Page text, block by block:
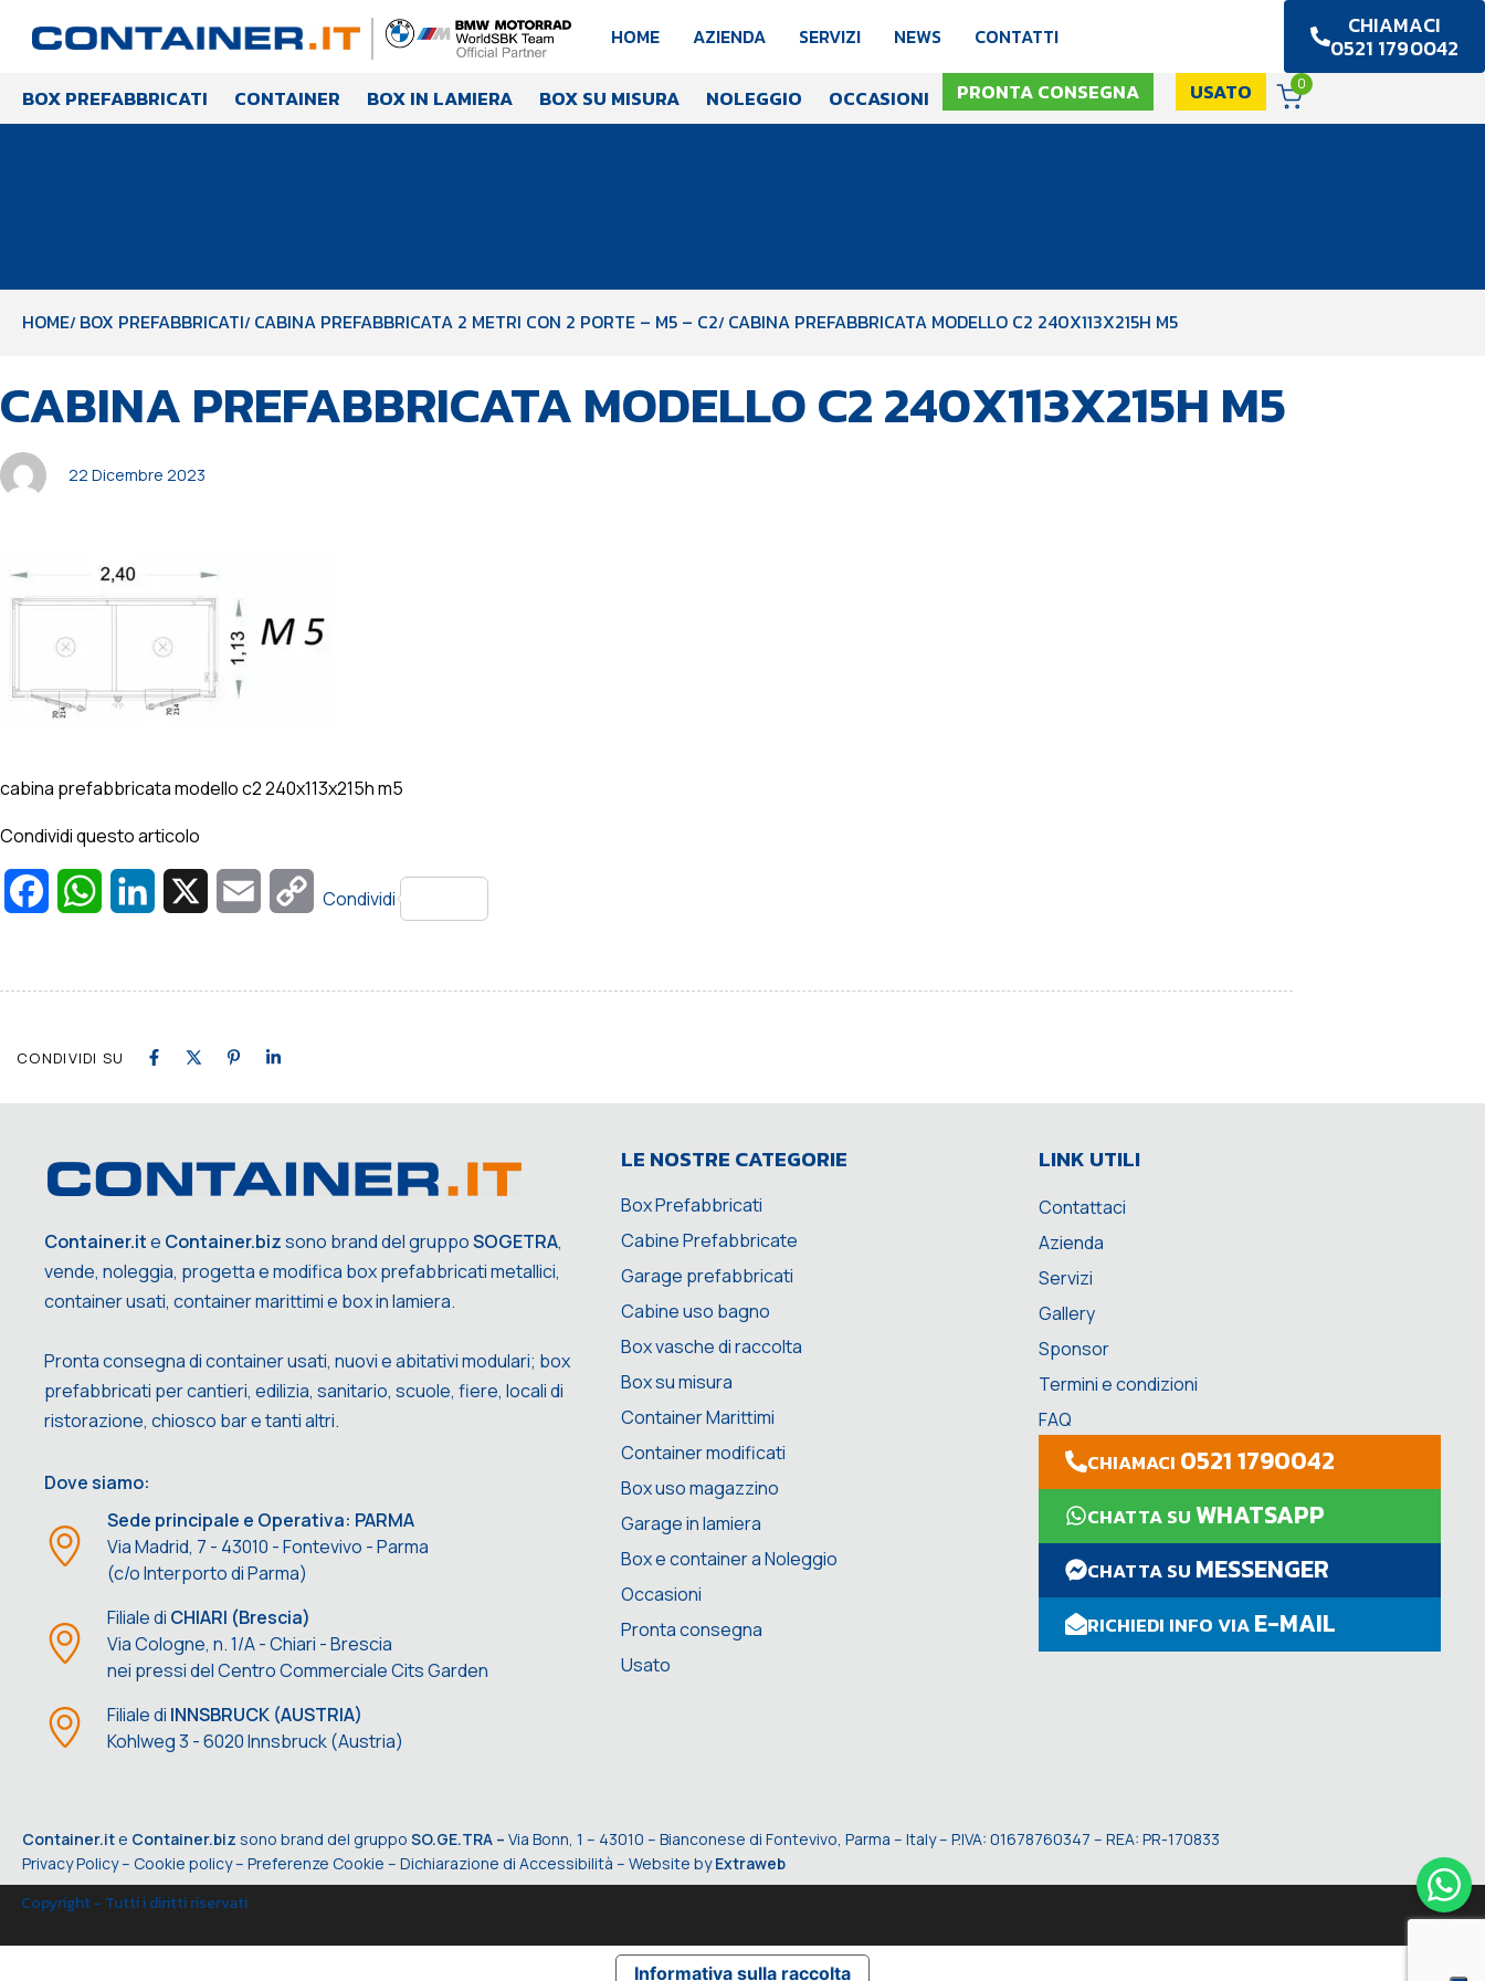
HOME AZIENDA SERVIZI NEWS CONTATTI CHIAMACI
0521 1790042
BOX PREFABBRICATI CONTAINER BOX IN LAMIERA BOX SU MISURA NOLEGGIO OCCASIONI PRONTA CONSEGNA USATO 0
HOME BOX PREFABBRICATI CABINA PREFABBRICATA 2 METRI CON 2 PORTE – M5 – C2 CABINA PREFABBRICATA MODELLO C2 240X113X215H M5
IN:
CABINA PREFABBRICATA MODELLO C2 240X113X215H M5
il:
22 Dicembre 2023
cabina prefabbricata modello c2 240x113x215h m5
Condividi questo articolo
FacebookWhatsAppLinkedIn Email
Copy
Condividi
CONDIVIDI SU
Container.ite Container.bizsono brand del gruppoSOGETRA,
vende, noleggia, progetta e modifica box prefabbricati metallici,
container usati, container marittimi e box in lamiera.
Pronta consegna di container usati, nuovi e abitativi modulari; box
prefabbricati per cantieri, edilizia, sanitario, scuole, fiere, locali di
ristorazione, chiosco bar e tanti altri.
Dove siamo:
Sede principale e Operativa: PARMA
Via Madrid, 7 - 43010 - Fontevivo - Parma
(c/o Interporto di Parma)
Filiale di CHIARI (Brescia)
Via Cologne, n. 1/A - Chiari - Brescia
nei pressi del Centro Commerciale Cits Garden
Filiale di INNSBRUCK (AUSTRIA)
Kohlweg 3 - 6020 Innsbruck (Austria)
LE NOSTRE CATEGORIE
Box Prefabbricati
Cabine Prefabbricate
Garage prefabbricati
Cabine uso bagno
Box vasche di raccolta
Box su misura
Container Marittimi
Container modificati
Box uso magazzino
Garage in lamiera
Box e container a Noleggio
Occasioni
Pronta consegna
Usato
LINK UTILI
Contattaci
Azienda
Servizi
Gallery
Sponsor
Termini e condizioni
FAQ
CHIAMACI 0521 1790042
CHATTA SUWHATSAPP
CHATTA SU MESSENGER
RICHIEDI INFO VIA E-MAIL
Container.it e Container.biz sono brand del gruppo SO.GE.TRA – Via Bonn, 1 – 43010 – Bianconese di Fontevivo, Parma – Italy – P.IVA: 01678760347 – REA: PR-170833
Privacy Policy– Cookie policy– Preferenze Cookie – Dichiarazione di Accessibilità – Website byExtraweb
Copyright - Tutti i diritti riservati
Informativa sulla raccolta